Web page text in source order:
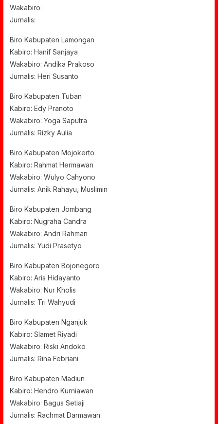
Wakabiro:
Jurnalis:
Biro Kabupaten Lamongan
Kabiro: Hanif Sanjaya
Wakabiro: Andika Prakoso
Jurnalis: Heri Susanto
Biro Kabupaten Tuban
Kabiro: Edy Pranoto
Wakabiro: Yoga Saputra
Jurnalis: Rizky Aulia
Biro Kabupaten Mojokerto
Kabiro: Rahmat Hermawan
Wakabiro: Wulyo Cahyono
Jurnalis: Anik Rahayu, Muslimin
Biro Kabupaten Jombang
Kabiro: Nugraha Candra
Wakabiro: Andri Rahman
Jurnalis: Yudi Prasetyo
Biro Kabupaten Bojonegoro
Kabiro: Aris Hidayanto
Wakabiro: Nur Kholis
Jurnalis: Tri Wahyudi
Biro Kabupaten Nganjuk
Kabiro: Slamet Riyadi
Wakabiro: Riski Andoko
Jurnalis: Rina Febriani
Biro Kabupaten Madiun
Kabiro: Hendro Kurniawan
Wakabiro: Bagus Setiaji
Jurnalis: Rachmat Darmawan